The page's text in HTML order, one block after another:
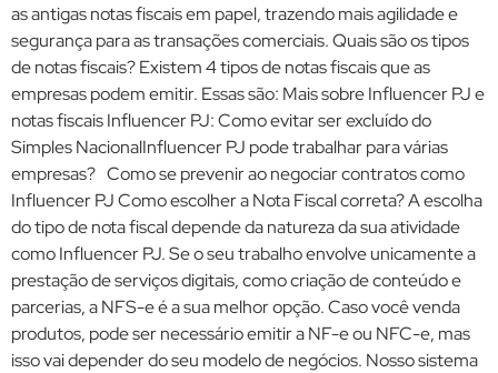
as antigas notas fiscais em papel, trazendo mais agilidade e
segurança para as transações comerciais. Quais são os tipos
de notas fiscais? Existem 4 tipos de notas fiscais que as
empresas podem emitir. Essas são: Mais sobre Influencer PJ e
notas fiscais Influencer PJ: Como evitar ser excluído do
Simples NacionalInfluencer PJ pode trabalhar para várias
empresas? Como se prevenir ao negociar contratos como
Influencer PJ Como escolher a Nota Fiscal correta? A escolha
do tipo de nota fiscal depende da natureza da sua atividade
como Influencer PJ. Se o seu trabalho envolve unicamente a
prestação de serviços digitais, como criação de conteúdo e
parcerias, a NFS-e é a sua melhor opção. Caso você venda
produtos, pode ser necessário emitir a NF-e ou NFC-e, mas
isso vai depender do seu modelo de negócios. Nosso sistema